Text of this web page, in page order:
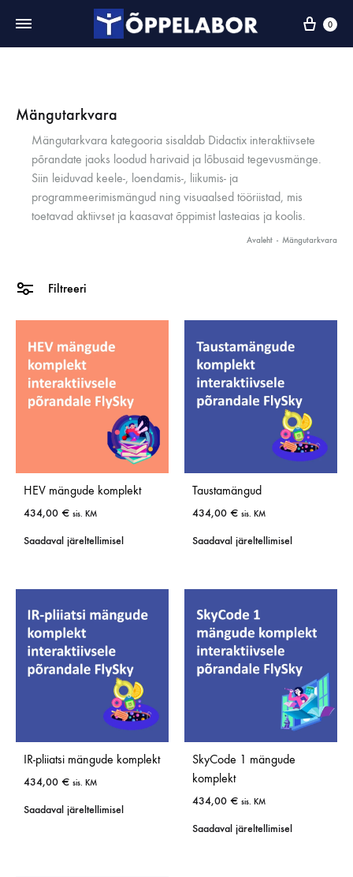
0
Mängutarkvara
Mängutarkvara kategooria sisaldab Didactix interaktiivsete
põrandate jaoks loodud harivaid ja lõbusaid tegevusmänge.
Siin leiduvad keele-, loendamis-, liikumis- ja
programmeerimismängud ning visuaalsed tööriistad, mis
toetavad aktiivset ja kaasavat õppimist lasteaias ja koolis.
Avaleht - Mängutarkvara
Filtreeri
HEV mängude komplekt
434,00 € sis. KM
Saadaval järeltellimisel
Taustamängud
434,00 € sis. KM
Saadaval järeltellimisel
IR-pliiatsi mängude komplekt
434,00 € sis. KM
Saadaval järeltellimisel
SkyCode 1 mängude
komplekt
434,00 € sis. KM
Saadaval järeltellimisel